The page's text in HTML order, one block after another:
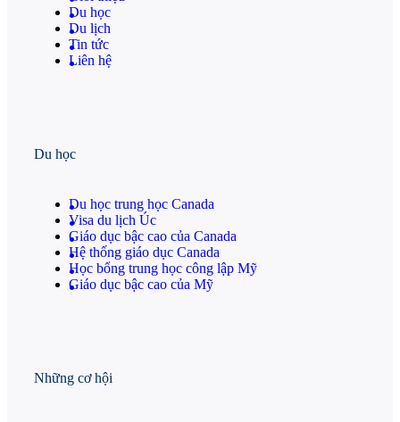
Du học
Du lịch
Tin tức
Liên hệ
Du học
Du học trung học Canada
Visa du lịch Úc
Giáo dục bậc cao của Canada
Hệ thống giáo dục Canada
Học bổng trung học công lập Mỹ
Giáo dục bậc cao của Mỹ
Những cơ hội